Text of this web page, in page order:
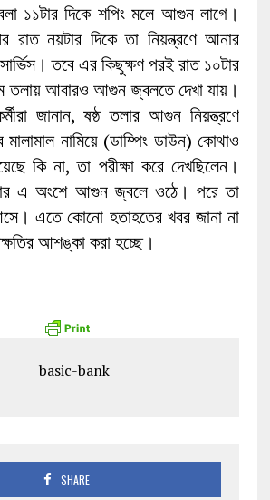
১১টার দিকে শপিং মলে আগুন লাগে।
রাত নয়টার দিকে তা নিয়ন্ত্রণে আনার
তবে এর কিছুক্ষণ পরই রাত ১০টার
তলায় আবারও আগুন জ্বলতে দেখা যায়।
জানান, ষষ্ঠ তলার আগুন নিয়ন্ত্রণে
নামিয়ে (ডাম্পিং ডাউন) কোথাও
কি না, তা পরীক্ষা করে দেখছিলেন।
এ অংশে আগুন জ্বলে ওঠে। পরে তা
এতে কোনো হতাহতের খবর জানা না
আশঙ্কা করা হচ্ছে।
SHARE